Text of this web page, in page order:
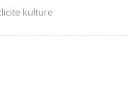
kulture